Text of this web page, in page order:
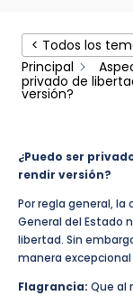
< Todos los
Principal
privado de
versión?
¿Puedo ser
rendir versión?
Por regla general,
General del Estado
libertad. Sin
manera
Flagrancia: Que al